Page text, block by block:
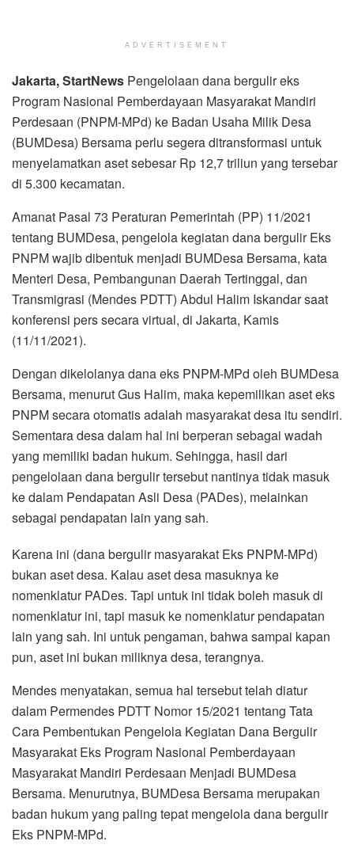
ADVERTISEMENT
Jakarta, StartNews Pengelolaan dana bergulir eks
Program Nasional Pemberdayaan Masyarakat Mandiri
Perdesaan (PNPM-MPd) ke Badan Usaha Milik Desa
(BUMDesa) Bersama perlu segera ditransformasi untuk
menyelamatkan aset sebesar Rp 12,7 triliun yang tersebar
di 5.300 kecamatan.
Amanat Pasal 73 Peraturan Pemerintah (PP) 11/2021
tentang BUMDesa, pengelola kegiatan dana bergulir Eks
PNPM wajib dibentuk menjadi BUMDesa Bersama, kata
Menteri Desa, Pembangunan Daerah Tertinggal, dan
Transmigrasi (Mendes PDTT) Abdul Halim Iskandar saat
konferensi pers secara virtual, di Jakarta, Kamis
(11/11/2021).
Dengan dikelolanya dana eks PNPM-MPd oleh BUMDesa
Bersama, menurut Gus Halim, maka kepemilikan aset eks
PNPM secara otomatis adalah masyarakat desa itu sendiri.
Sementara desa dalam hal ini berperan sebagai wadah
yang memiliki badan hukum. Sehingga, hasil dari
pengelolaan dana bergulir tersebut nantinya tidak masuk
ke dalam Pendapatan Asli Desa (PADes), melainkan
sebagai pendapatan lain yang sah.
Karena ini (dana bergulir masyarakat Eks PNPM-MPd)
bukan aset desa. Kalau aset desa masuknya ke
nomenklatur PADes. Tapi untuk ini tidak boleh masuk di
nomenklatur ini, tapi masuk ke nomenklatur pendapatan
lain yang sah. Ini untuk pengaman, bahwa sampai kapan
pun, aset ini bukan miliknya desa, terangnya.
Mendes menyatakan, semua hal tersebut telah diatur
dalam Permendes PDTT Nomor 15/2021 tentang Tata
Cara Pembentukan Pengelola Kegiatan Dana Bergulir
Masyarakat Eks Program Nasional Pemberdayaan
Masyarakat Mandiri Perdesaan Menjadi BUMDesa
Bersama. Menurutnya, BUMDesa Bersama merupakan
badan hukum yang paling tepat mengelola dana bergulir
Eks PNPM-MPd.